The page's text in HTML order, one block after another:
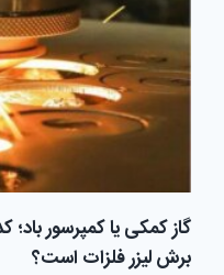
استفاده
گاز کمکی یا کمپرسور
برش لیزر فلزات است؟